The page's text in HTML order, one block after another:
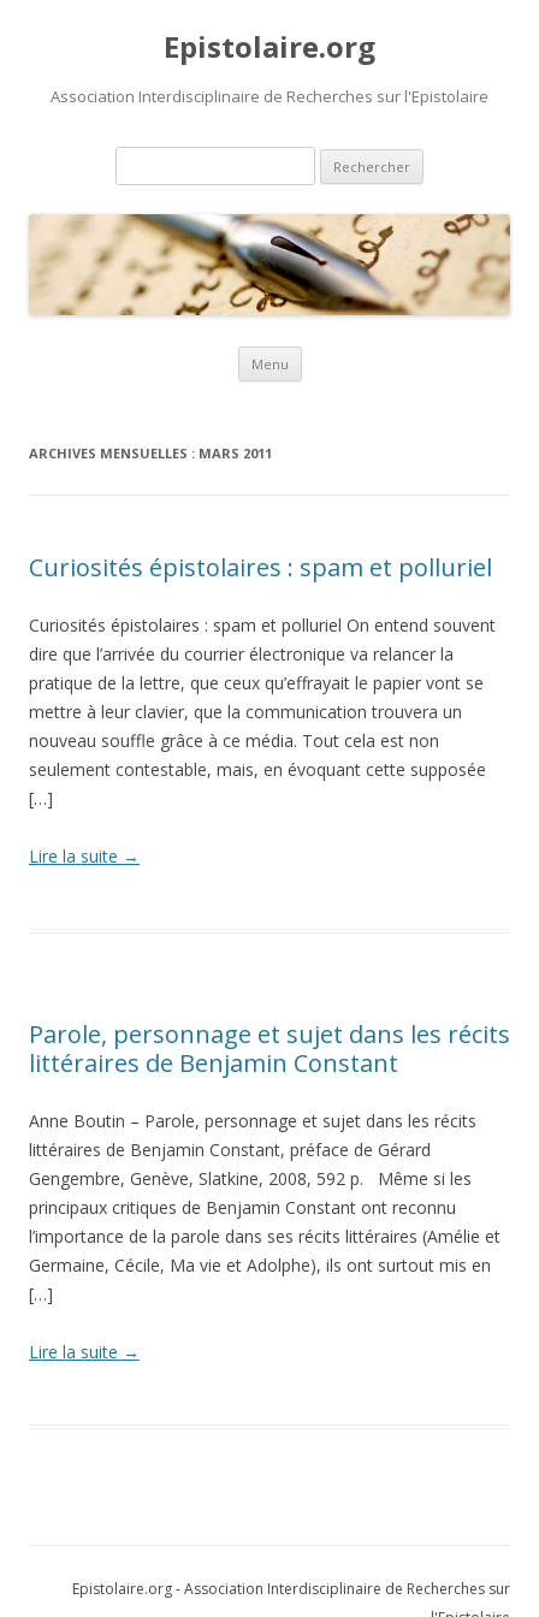
Epistolaire.org
Association Interdisciplinaire de Recherches sur l'Epistolaire
Rechercher :
Menu Aller au contenu principal
ARCHIVES MENSUELLES : MARS 2011
Curiosités épistolaires : spam et polluriel
Curiosités épistolaires : spam et polluriel On entend souvent
dire que l’arrivée du courrier électronique va relancer la
pratique de la lettre, que ceux qu’effrayait le papier vont se
mettre à leur clavier, que la communication trouvera un
nouveau souffle grâce à ce média. Tout cela est non
seulement contestable, mais, en évoquant cette supposée
[…]
Lire la suite →
Parole, personnage et sujet dans les récits
littéraires de Benjamin Constant
Anne Boutin – Parole, personnage et sujet dans les récits
littéraires de Benjamin Constant, préface de Gérard
Gengembre, Genève, Slatkine, 2008, 592 p. Même si les
principaux critiques de Benjamin Constant ont reconnu
l’importance de la parole dans ses récits littéraires (Amélie et
Germaine, Cécile, Ma vie et Adolphe), ils ont surtout mis en
[…]
Lire la suite →
Epistolaire.org - Association Interdisciplinaire de Recherches sur